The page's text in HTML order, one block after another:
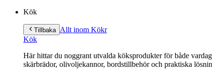
Kök
Tillbaka Allt inom Kökr
Kök
Här hittar du noggrant utvalda köksprodukter för både
skärbrädor, olivoljekannor, bordstillbehör och praktiska